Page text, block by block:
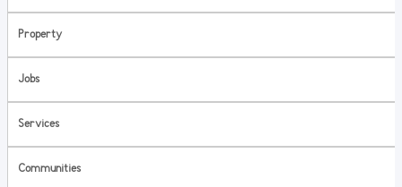
Property
Jobs
Services
Communities